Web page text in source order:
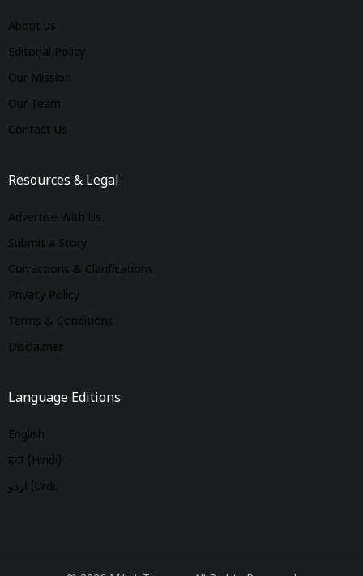
About us
Editorial Policy
Our Mission
Our Team
Contact Us
Resources & Legal
Advertise With Us
Submit a Story
Corrections & Clarifications
Privacy Policy
Terms & Conditions
Disclaimer
Language Editions
English
हिंदी (Hindi)
اردو (Urdu